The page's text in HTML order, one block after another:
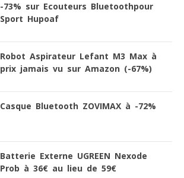
-73% sur Ecouteurs Bluetoothpour
Sport Hupoaf
Robot Aspirateur Lefant M3 Max à
prix jamais vu sur Amazon (-67%)
Casque Bluetooth ZOVIMAX à -72%
Batterie Externe UGREEN Nexode
Prob à 36€ au lieu de 59€